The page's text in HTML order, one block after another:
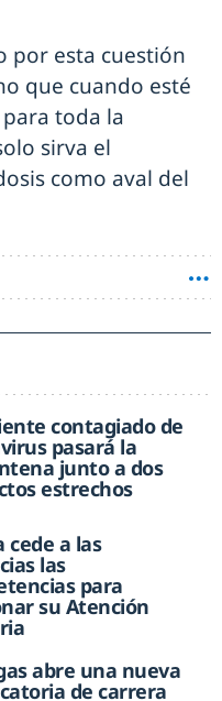
por esta cuestión
que cuando esté
toda la
sirva el
como aval del
contagiado de
pasará la
junto a dos
estrechos
cede a las
las
para
su Atención
abre una nueva
de carrera